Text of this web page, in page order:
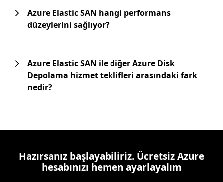
Azure Elastic SAN hangi performans
düzeylerini sağlıyor?
Azure Elastic SAN ile diğer Azure Disk
Depolama hizmet teklifleri arasındaki fark
nedir?
Hazırsanız başlayabiliriz. Ücretsiz Azure
hesabınızı hemen ayarlayalım